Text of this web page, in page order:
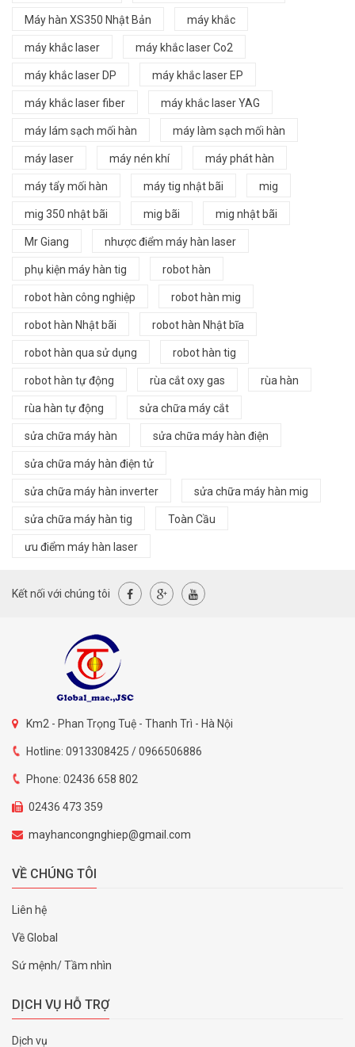
Máy hàn XS350 Nhật Bản máy khắc
máy khắc laser máy khắc laser Co2
máy khắc laser DP máy khắc laser EP
máy khắc laser fiber máy khắc laser YAG
máy lám sạch mối hàn máy làm sạch mối hàn
máy laser máy nén khí máy phát hàn
máy tẩy mối hàn máy tig nhật bãi mig
mig 350 nhật bãi mig bãi mig nhật bãi
Mr Giang nhược điểm máy hàn laser
phụ kiện máy hàn tig robot hàn
robot hàn công nghiệp robot hàn mig
robot hàn Nhật bãi robot hàn Nhật bĩa
robot hàn qua sử dụng robot hàn tig
robot hàn tự động rùa cắt oxy gas rùa hàn
rùa hàn tự động sửa chữa máy cắt
sửa chữa máy hàn sửa chữa máy hàn điện
sửa chữa máy hàn điện tử
sửa chữa máy hàn inverter sửa chữa máy hàn mig
sửa chữa máy hàn tig Toàn Cầu
ưu điểm máy hàn laser
Kết nối với chúng tôi
Km2 - Phan Trọng Tuệ - Thanh Trì - Hà Nội
Hotline: 0913308425 / 0966506886
Phone: 02436 658 802
02436 473 359
mayhancongnghiep@gmail.com
VỀ CHÚNG TÔI
Liên hệ
Về Global
Sứ mệnh/ Tầm nhìn
DỊCH VỤ HỖ TRỢ
Dịch vụ